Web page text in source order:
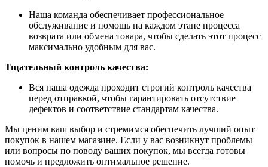
Наша команда обеспечивает профессиональное
обслуживание и помощь на каждом этапе процесса
возврата или обмена товара, чтобы сделать этот процесс
максимально удобным для вас.
Тщательный контроль качества:
Вся наша одежда проходит строгий контроль качества
перед отправкой, чтобы гарантировать отсутствие
дефектов и соответствие стандартам качества.
Мы ценим ваш выбор и стремимся обеспечить лучший опыт
покупок в нашем магазине. Если у вас возникнут проблемы
или вопросы по поводу ваших покупок, мы всегда готовы
помочь и предложить оптимальное решение.